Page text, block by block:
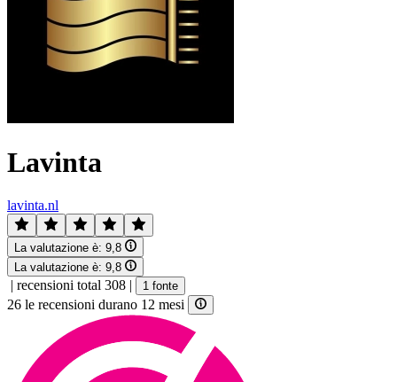
Lavinta
lavinta.nl
La valutazione è: 9,8
La valutazione è: 9,8
| recensioni total 308 | 1 fonte
26 le recensioni durano 12 mesi